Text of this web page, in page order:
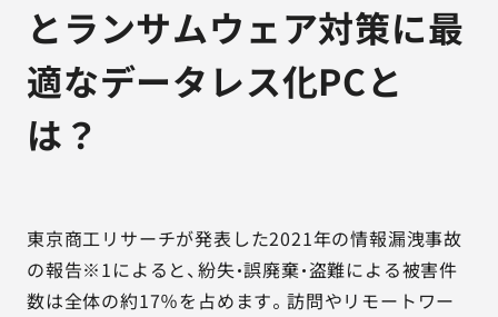
とランサムウェア対策に最
適なデータレス化PCと
は？
東京商工リサーチが発表した2021年の情報漏洩事故
の報告※1によると、紛失・誤廃棄・盗難による被害件
数は全体の約17％を占めます。訪問やリモートワー